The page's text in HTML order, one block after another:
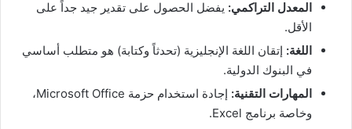
المعدل التراكمي: يفضل الحصول على تقدير جيد جداً على
الأقل.
اللغة: إتقان اللغة الإنجليزية (تحدثاً وكتابة) هو متطلب أساسي
في البنوك الدولية.
المهارات التقنية:
إجادة استخدام حزمة Microsoft Office،
وخاصة برنامج Excel.